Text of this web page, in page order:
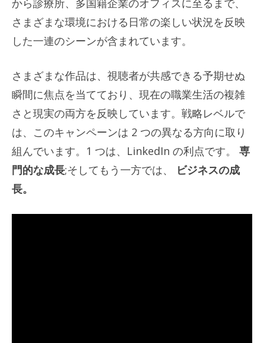
さまざまな環境における日常の楽しい状況を反映
した一連のシーンが含まれています。
さまざまな作品は、視聴者が共感できる予期せぬ
瞬間に焦点を当てており、現在の職業生活の複雑
さと現実の両方を反映しています。戦略レベルで
は、このキャンペーンは 2 つの異なる方向に取り
組んでいます。1 つは、LinkedIn の利点です。 専
門的な成長;そしてもう一方では、
ビジネスの成
長。